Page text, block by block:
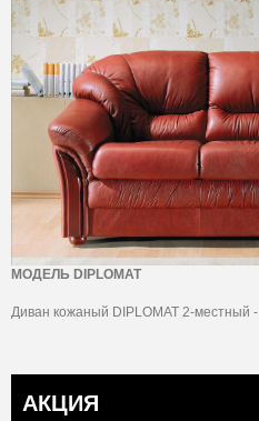
МОДЕЛЬ DIPLOMAT
Диван кожаный DIPLOMAT 2-местный -
АКЦИЯ